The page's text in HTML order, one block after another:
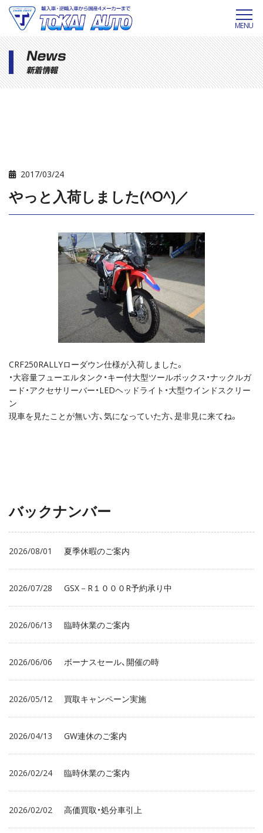
MENU
2017/03/24
やっと入荷しました(^O^)／
CRF250RALLYローダウン仕様が入荷しました。
・大容量フューエルタンク・キー付大型ツールボックス・ナックルガ
ード・アクセサリーバー・LEDヘッドライト・大型ウインドスクリー
ン
現車を見たことが無い方、気になっていた方、是非見に来てね。
バックナンバー
2026/08/01 夏季休暇のご案内
2026/07/28 GSX－R１０００R予約承り中
2026/06/13 臨時休業のご案内
2026/06/06 ボーナスセール、開催の時
2026/05/12 買取キャンペーン実施
2026/04/13 GW連休のご案内
2026/02/24 臨時休業のご案内
2026/02/02 高価買取・処分車引上